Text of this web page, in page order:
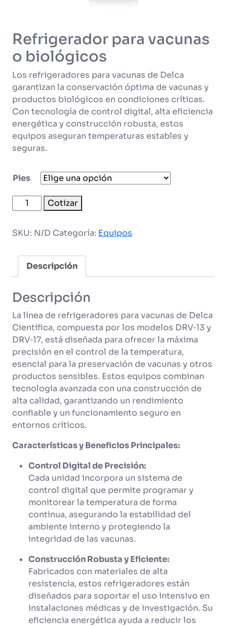
Refrigerador para vacunas
o biológicos
Los refrigeradores para vacunas de Delca
garantizan la conservación óptima de vacunas y
productos biológicos en condiciones críticas.
Con tecnología de control digital, alta eficiencia
energética y construcción robusta, estos
equipos aseguran temperaturas estables y
seguras.
Pies
Refrigerador
para
o
cantidad
Cotizar
SKU: N/D Categoría: Equipos
Descripción
Descripción
La línea de refrigeradores para vacunas de Delca
Científica, compuesta por los modelos DRV‑13 y
DRV‑17, está diseñada para ofrecer la máxima
precisión en el control de la temperatura,
esencial para la preservación de vacunas y otros
productos sensibles. Estos equipos combinan
tecnología avanzada con una construcción de
alta calidad, garantizando un rendimiento
confiable y un funcionamiento seguro en
entornos críticos.
Características y Beneficios Principales:
Control Digital de Precisión:
Cada unidad incorpora un sistema de
control digital que permite programar y
monitorear la temperatura de forma
continua, asegurando la estabilidad del
ambiente interno y protegiendo la
integridad de las vacunas.
Construcción Robusta y Eficiente:
Fabricados con materiales de alta
resistencia, estos refrigeradores están
diseñados para soportar el uso intensivo en
instalaciones médicas y de investigación. Su
eficiencia energética ayuda a reducir los